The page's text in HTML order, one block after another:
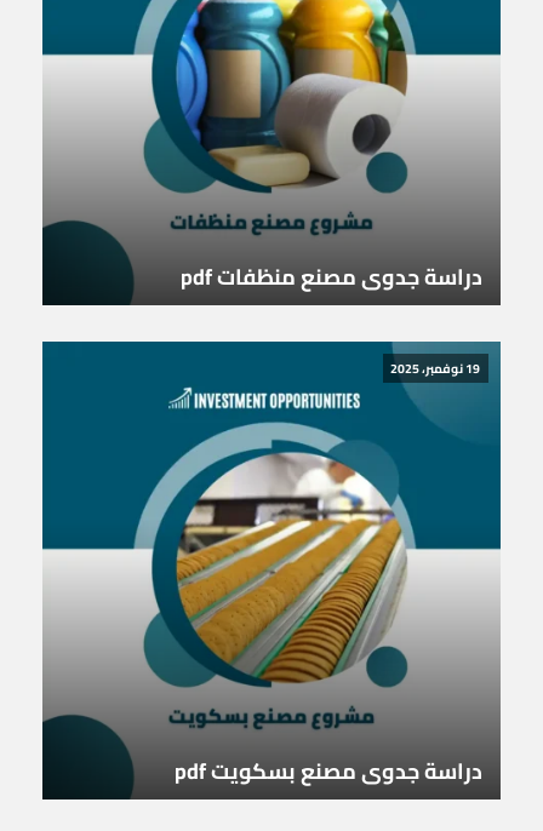
دراسة جدوى مصنع منظفات pdf
19 نوفمبر، 2025
دراسة جدوى مصنع بسكويت pdf